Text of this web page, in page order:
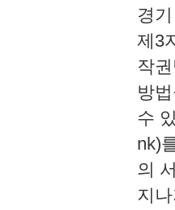
경
제3
작
방
수
nk)
의
지